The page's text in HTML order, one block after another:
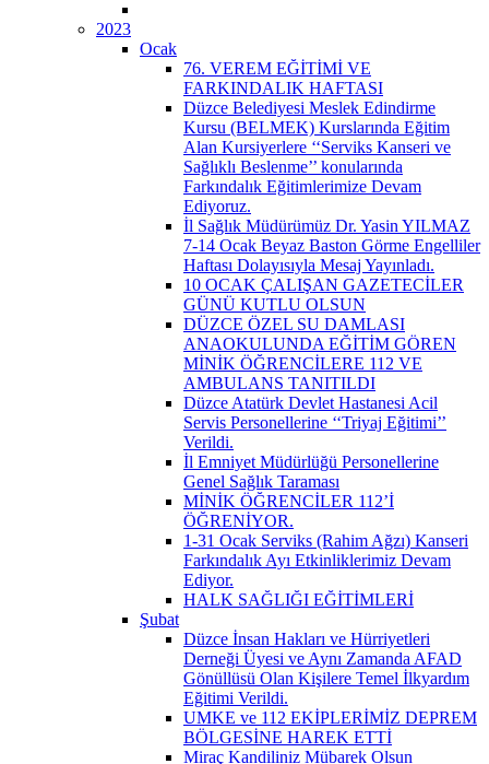
2023
Ocak
76. VEREM EĞİTİMİ VE
FARKINDALIK HAFTASI
Düzce Belediyesi Meslek Edindirme
Kursu (BELMEK) Kurslarında Eğitim
Alan Kursiyerlere ‘‘Serviks Kanseri ve
Sağlıklı Beslenme’’ konularında
Farkındalık Eğitimlerimize Devam
Ediyoruz.
İl Sağlık Müdürümüz Dr. Yasin YILMAZ
7-14 Ocak Beyaz Baston Görme Engelliler
Haftası Dolayısıyla Mesaj Yayınladı.
10 OCAK ÇALIŞAN GAZETECİLER
GÜNÜ KUTLU OLSUN
DÜZCE ÖZEL SU DAMLASI
ANAOKULUNDA EĞİTİM GÖREN
MİNİK ÖĞRENCİLERE 112 VE
AMBULANS TANITILDI
Düzce Atatürk Devlet Hastanesi Acil
Servis Personellerine ‘‘Triyaj Eğitimi’’
Verildi.
İl Emniyet Müdürlüğü Personellerine
Genel Sağlık Taraması
MİNİK ÖĞRENCİLER 112’İ
ÖĞRENİYOR.
1-31 Ocak Serviks (Rahim Ağzı) Kanseri
Farkındalık Ayı Etkinliklerimiz Devam
Ediyor.
HALK SAĞLIĞI EĞİTİMLERİ
Şubat
Düzce İnsan Hakları ve Hürriyetleri
Derneği Üyesi ve Aynı Zamanda AFAD
Gönüllüsü Olan Kişilere Temel İlkyardım
Eğitimi Verildi.
UMKE ve 112 EKİPLERİMİZ DEPREM
BÖLGESİNE HAREK ETTİ
Miraç Kandiliniz Mübarek Olsun